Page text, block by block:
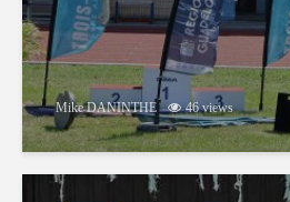
Mike DANINTHE 46 views